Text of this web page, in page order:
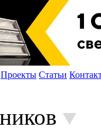
Проекты Статьи